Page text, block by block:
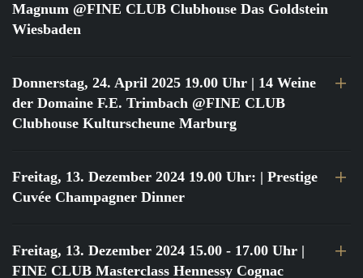
Magnum @FINE CLUB Clubhouse Das Goldstein
Wiesbaden
Donnerstag, 24. April 2025 19.00 Uhr | 14 Weine
der Domaine F.E. Trimbach @FINE CLUB
Clubhouse Kulturscheune Marburg
Freitag, 13. Dezember 2024 19.00 Uhr: | Prestige
Cuvée Champagner Dinner
Freitag, 13. Dezember 2024 15.00 - 17.00 Uhr |
FINE CLUB Masterclass Hennessy Cognac